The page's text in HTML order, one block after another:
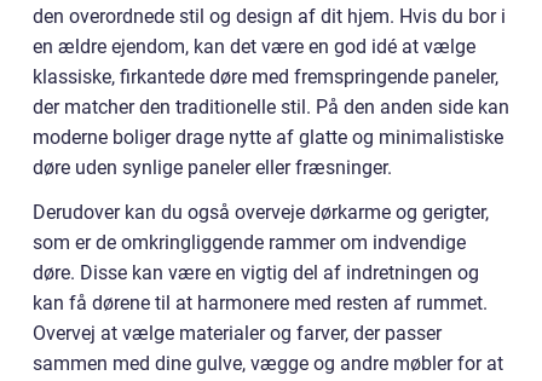
den overordnede stil og design af dit hjem. Hvis du bor i
en ældre ejendom, kan det være en god idé at vælge
klassiske, firkantede døre med fremspringende paneler,
der matcher den traditionelle stil. På den anden side kan
moderne boliger drage nytte af glatte og minimalistiske
døre uden synlige paneler eller fræsninger.
Derudover kan du også overveje dørkarme og gerigter,
som er de omkringliggende rammer om indvendige
døre. Disse kan være en vigtig del af indretningen og
kan få dørene til at harmonere med resten af rummet.
Overvej at vælge materialer og farver, der passer
sammen med dine gulve, vægge og andre møbler for at